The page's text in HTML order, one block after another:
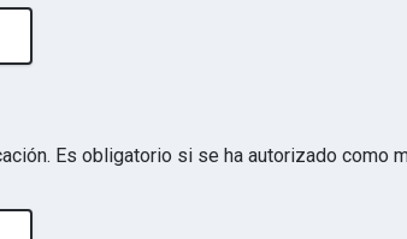
Es obligatorio si se ha autorizado como